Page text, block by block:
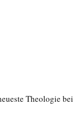
Theologie bei